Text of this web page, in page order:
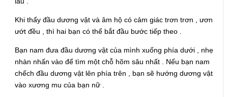
Khi thấy đầu dương vật và âm hộ có cảm giác trơn trơn , ươn
ướt đều , thì hai bạn có thể bắt đầu bước tiếp theo .
Bạn nam đưa đầu dương vật của mình xuống phía dưới , nhẹ
nhàn nhấn vào để tìm một chỗ hõm sâu nhất . Nếu bạn nam
chếch đầu dương vật lên phía trên , bạn sẽ hướng dương vật
vào xương mu của bạn nữ .